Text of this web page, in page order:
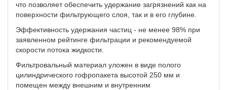
что позволяет обеспечить удержание загрязнений как на
поверхности фильтрующего слоя, так и в его глубине.
Эффективность удержания частиц - не менее 98% при
заявленном рейтинге фильтрации и рекомендуемой
скорости потока жидкости.
Фильтровальный материал уложен в виде полого
цилиндрического гофропакета высотой 250 мм и
помещен между внешним и внутренним